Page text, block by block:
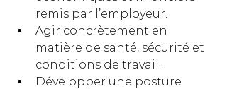
remis par l’employeur.
Agir concrètement en
matière de santé, sécurité et
conditions de travail.
Développer une posture